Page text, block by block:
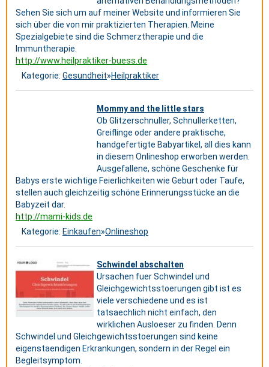
Sehen Sie sich um auf meiner Website und informieren Sie
sich über die von mir praktizierten Therapien. Meine
Spezialgebiete sind die Schmerztherapie und die
Immuntherapie.
http://www.heilpraktiker-buess.de
Kategorie: Gesundheit»Heilpraktiker
Mommy and the little stars
Ob Glitzerschnuller, Schnullerketten,
Greiflinge oder andere praktische,
handgefertigte Babyartikel, all dies kann
in diesem Onlineshop erworben werden.
Ausgefallene, schöne Geschenke für
Babys erste wichtige Feierlichkeiten wie Geburt oder Taufe,
stellen auch gleichzeitig schöne Erinnerungsstücke an die
Babyzeit dar.
http://mami-kids.de
Kategorie: Einkaufen»Onlineshop
Schwindel abschalten
Ursachen fuer Schwindel und
Gleichgewichtsstoerungen gibt ist es
viele verschiedene und es ist
tatsaechlich nicht einfach, den
wirklichen Ausloeser zu finden. Denn
Schwindel und Gleichgewichtsstoerungen sind keine
eigenstaendigen Erkrankungen, sondern in der Regel ein
Begleitsymptom.